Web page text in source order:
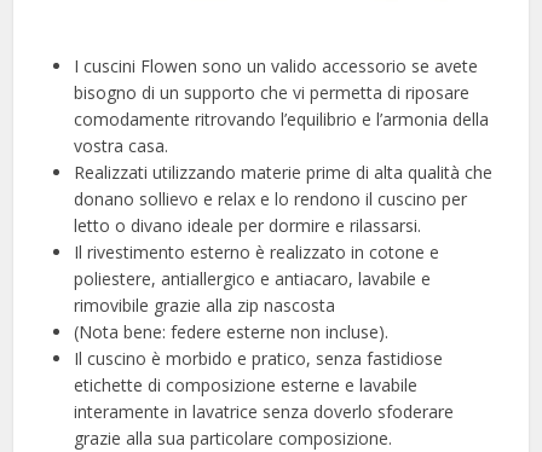
I cuscini Flowen sono un valido accessorio se avete
bisogno di un supporto che vi permetta di riposare
comodamente ritrovando l’equilibrio e l’armonia della
vostra casa.
Realizzati utilizzando materie prime di alta qualità che
donano sollievo e relax e lo rendono il cuscino per
letto o divano ideale per dormire e rilassarsi.
Il rivestimento esterno è realizzato in cotone e
poliestere, antiallergico e antiacaro, lavabile e
rimovibile grazie alla zip nascosta
(Nota bene: federe esterne non incluse).
Il cuscino è morbido e pratico, senza fastidiose
etichette di composizione esterne e lavabile
interamente in lavatrice senza doverlo sfoderare
grazie alla sua particolare composizione.